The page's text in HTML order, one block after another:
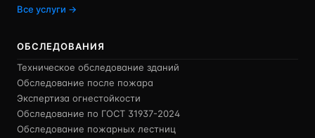
Все услуги →
ОБСЛЕДОВАНИЯ
Техническое обследование зданий
Обследование после пожара
Экспертиза огнестойкости
Обследование по ГОСТ 31937-2024
Обследование пожарных лестниц